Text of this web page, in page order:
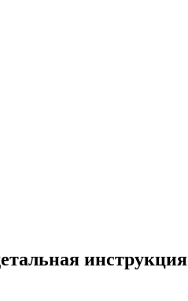
инструкция